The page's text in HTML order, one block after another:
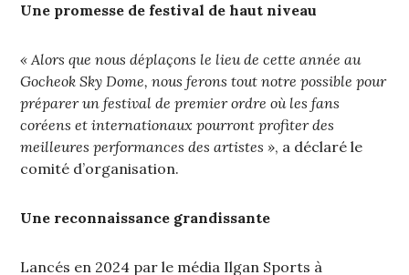
Une promesse de festival de haut niveau
« Alors que nous déplaçons le lieu de cette année au
Gocheok Sky Dome, nous ferons tout notre possible pour
préparer un festival de premier ordre où les fans
coréens et internationaux pourront profiter des
meilleures performances des artistes », a déclaré le
comité d’organisation.
Une reconnaissance grandissante
Lancés en 2024 par le média Ilgan Sports à